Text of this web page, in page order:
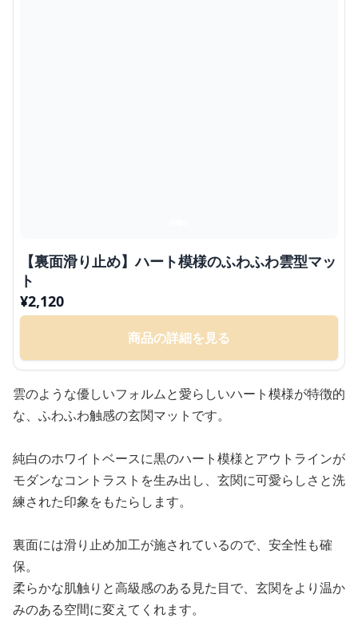
【裏面滑り止め】ハート模様のふわふわ雲型マッ
ト
¥2,120
商品の詳細を見る
雲のような優しいフォルムと愛らしいハート模様が特徴的
な、ふわふわ触感の玄関マットです。
純白のホワイトベースに黒のハート模様とアウトラインが
モダンなコントラストを生み出し、玄関に可愛らしさと洗
練された印象をもたらします。
裏面には滑り止め加工が施されているので、安全性も確
保。
柔らかな肌触りと高級感のある見た目で、玄関をより温か
みのある空間に変えてくれます。